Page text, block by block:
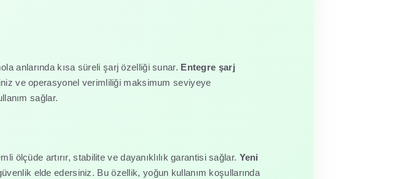
anlarında kısa süreli şarj özelliği sunar. Entegre şarj
ve operasyonel verimliliği maksimum seviyeye
sağlar.
ölçüde artırır, stabilite ve dayanıklılık garantisi sağlar. Yeni
elde edersiniz. Bu özellik, yoğun kullanım koşullarında